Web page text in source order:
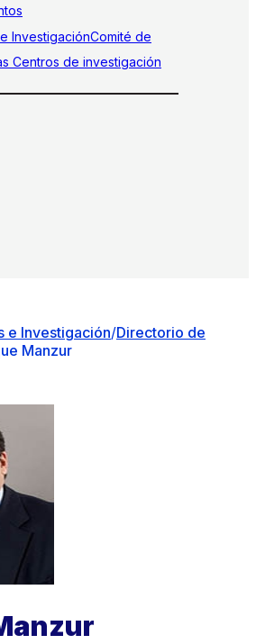
InvestigaciónComité de
Centros de investigación
e Investigación/Directorio de
Manzur